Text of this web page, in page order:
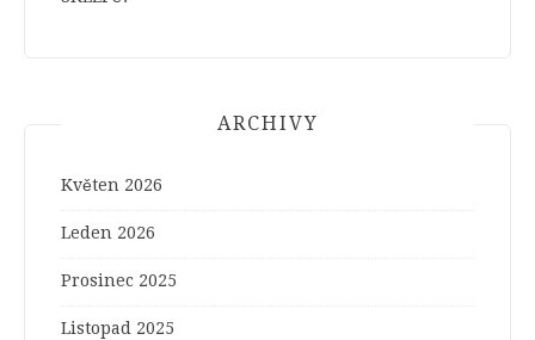
ARCHIVY
Květen 2026
Leden 2026
Prosinec 2025
Listopad 2025